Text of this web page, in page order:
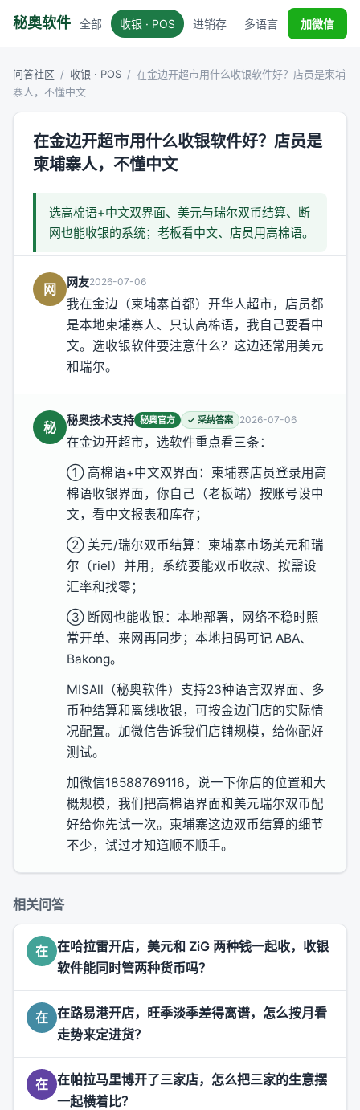
秘奥软件 全部 收银 · POS 进销存 多语言 税务对接
加微信
问答社区 / 收银 · POS / 在金边开超市用什么收银软件好？店员是柬埔
寨人，不懂中文
在金边开超市用什么收银软件好？店员是
柬埔寨人，不懂中文
选高棉语+中文双界面、美元与瑞尔双币结算、断
网也能收银的系统；老板看中文、店员用高棉语。
网 网友2026-07-06
我在金边（柬埔寨首都）开华人超市，店员都
是本地柬埔寨人、只认高棉语，我自己要看中
文。选收银软件要注意什么？这边还常用美元
和瑞尔。
秘 秘奥技术支持 秘奥官方 ✓ 采纳答案 2026-07-06
在金边开超市，选软件重点看三条：
① 高棉语+中文双界面：柬埔寨店员登录用高
棉语收银界面，你自己（老板端）按账号设中
文，看中文报表和库存；
② 美元/瑞尔双币结算：柬埔寨市场美元和瑞
尔（riel）并用，系统要能双币收款、按需设
汇率和找零；
③ 断网也能收银：本地部署，网络不稳时照
常开单、来网再同步；本地扫码可记 ABA、
Bakong。
MISAll（秘奥软件）支持23种语言双界面、多
币种结算和离线收银，可按金边门店的实际情
况配置。加微信告诉我们店铺规模，给你配好
测试。
加微信18588769116，说一下你店的位置和大
概规模，我们把高棉语界面和美元瑞尔双币配
好给你先试一次。柬埔寨这边双币结算的细节
不少，试过才知道顺不顺手。
相关问答
在 在哈拉雷开店，美元和 ZiG 两种钱一起收，收银
软件能同时管两种货币吗？
在 在路易港开店，旺季淡季差得离谱，怎么按月看
走势来定进货？
在 在帕拉马里博开了三家店，怎么把三家的生意摆
一起横着比？